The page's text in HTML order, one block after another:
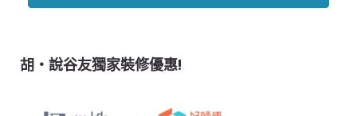
胡‧說谷友獨家裝修優惠!